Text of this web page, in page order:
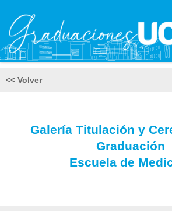
<< Volver
Galería Titulación y
Graduación
Escuela de